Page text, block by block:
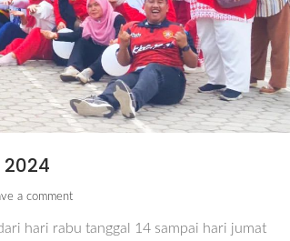
2024
a comment
hari rabu tanggal 14 sampai hari jumat